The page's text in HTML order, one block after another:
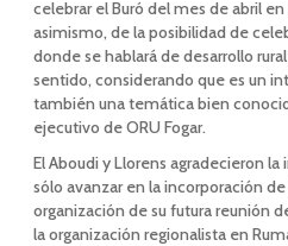
celebrar el Buró del mes de abril en
asimismo, de la posibilidad de
donde se hablará de desarrollo
sentido, considerando que es un
también una temática bien
ejecutivo de ORU Fogar.
El Aboudi y Llorens agradecieron
sólo avanzar en la incorporación de
organización de su futura reunión
la organización regionalista en